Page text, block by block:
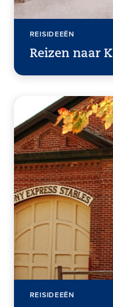
REISIDEEËN
Reizen naar
REISIDEEËN